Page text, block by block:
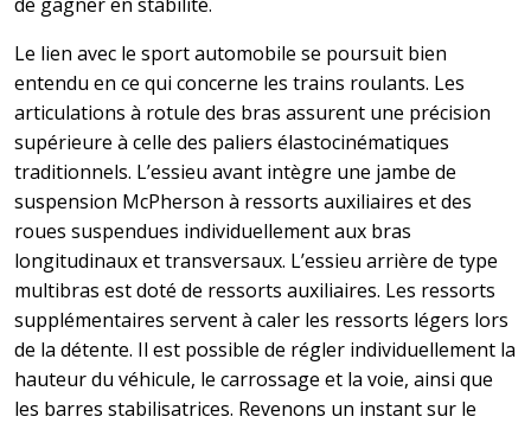
Le lien avec le sport automobile se poursuit bien
entendu en ce qui concerne les trains roulants. Les
articulations à rotule des bras assurent une précision
supérieure à celle des paliers élastocinématiques
traditionnels. L’essieu avant intègre une jambe de
suspension McPherson à ressorts auxiliaires et des
roues suspendues individuellement aux bras
longitudinaux et transversaux. L’essieu arrière de type
multibras est doté de ressorts auxiliaires. Les ressorts
supplémentaires servent à caler les ressorts légers lors
de la détente. Il est possible de régler individuellement la
hauteur du véhicule, le carrossage et la voie, ainsi que
les barres stabilisatrices. Revenons un instant sur le